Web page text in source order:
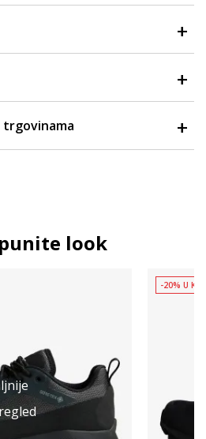
look
-20% U